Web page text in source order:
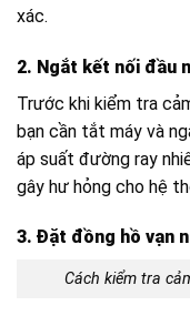
xác.
2. Ngắt kết nối đầu
Trước khi kiểm tra
bạn cần tắt máy và
áp suất đường ray
gây hư hỏng cho hệ
3. Đặt đồng hồ vạn
Cách kiểm tra